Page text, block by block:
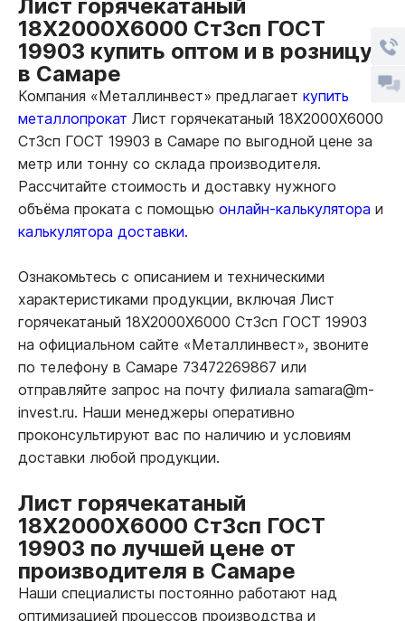
Лист горячекатаный
18Х2000Х6000 Ст3сп ГОСТ
19903 купить оптом и в розницу
в Самаре
Компания «Металлинвест» предлагает купить
металлопрокат Лист горячекатаный 18Х2000Х6000
Ст3сп ГОСТ 19903 в Самаре по выгодной цене за
метр или тонну со склада производителя.
Рассчитайте стоимость и доставку нужного
объёма проката с помощью онлайн-калькулятора и
калькулятора доставки.
Ознакомьтесь с описанием и техническими
характеристиками продукции, включая Лист
горячекатаный 18Х2000Х6000 Ст3сп ГОСТ 19903
на официальном сайте «Металлинвест», звоните
по телефону в Самаре 73472269867 или
отправляйте запрос на почту филиала samara@m-
invest.ru. Наши менеджеры оперативно
проконсультируют вас по наличию и условиям
доставки любой продукции.
Лист горячекатаный
18Х2000Х6000 Ст3сп ГОСТ
19903 по лучшей цене от
производителя в Самаре
Наши специалисты постоянно работают над
оптимизацией процессов производства и